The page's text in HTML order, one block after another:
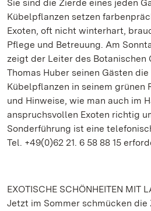
Sie sind die Zierde eines jeden
Kübelpflanzen setzen
Exoten, oft nicht winterhart,
Pflege und Betreuung. Am
zeigt der Leiter des Botanischen
Thomas Huber seinen Gästen
Kübelpflanzen in seinem grünen
und Hinweise, wie man auch im
anspruchsvollen Exoten richtig
Sonderführung ist eine
Tel. +49(0)62 21. 6 58 88 15
EXOTISCHE SCHÖNHEITEN MIT
Jetzt im Sommer schmücken die